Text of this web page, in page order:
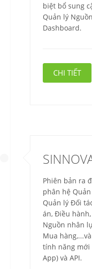
biệt bổ sung
Quản lý
Dashboard.
CHI TIẾT
Phiên bản ra
phân hệ
Quản lý Đối
án, Điều
Nguồn nhân
Mua
tính năng mới
App) và API.